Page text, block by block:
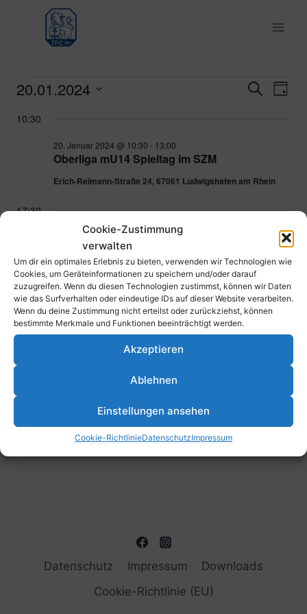
Cookie-Zustimmung
verwalten
Um dir ein optimales Erlebnis zu bieten, verwenden wir Technologien wie
Cookies, um Geräteinformationen zu speichern und/oder darauf
zuzugreifen. Wenn du diesen Technologien zustimmst, können wir Daten
wie das Surfverhalten oder eindeutige IDs auf dieser Website verarbeiten.
Wenn du deine Zustimmung nicht erteilst oder zurückziehst, können
bestimmte Merkmale und Funktionen beeinträchtigt werden.
Akzeptieren
Ablehnen
Einstellungen ansehen
Cookie-RichtlinieDatenschutzImpressum
springen
Veranstaltungen
für
Januar
SucheTag
20.01.2024
wählen.
10:30
Oberliga mU14 Spieltag im SZM
20. Januar 2024 @ 10:30 - 13:00
Erich-Reimann-Straße 24, 67061 Ludwigshafen am Rhein
17:30
Oberliga Damen TFC – TSG Kaiserslautern
20. Januar 2024 @ 17:30-19:00
Sportpark Südwest, Erich-Reimann-Straße 24, 67061
Ludwigshafen am Rhein, Deutschland
Kalender abonnieren
Datenschutz Impressum
Downloads
Cookie-Richtlinie (EU)